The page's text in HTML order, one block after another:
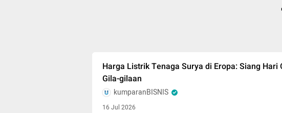
Harga Listrik Tenaga Surya di Eropa: Siang Hari
Gila-gilaan
kumparanBISNIS
16 Jul 2026